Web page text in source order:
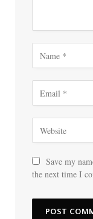
Save my
the next time I